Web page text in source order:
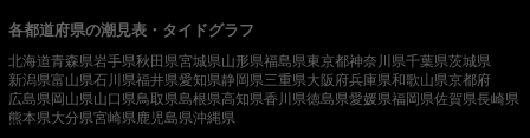
各都道府県の潮見表・タイドグラフ
北海道青森県岩手県秋田県宮城県山形県福島県東京都神奈川県千葉県茨城県
新潟県富山県石川県福井県愛知県静岡県三重県大阪府兵庫県和歌山県京都府
広島県岡山県山口県鳥取県島根県高知県香川県徳島県愛媛県福岡県佐賀県長崎県
熊本県大分県宮崎県鹿児島県沖縄県